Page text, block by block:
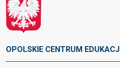
OPOLSKIE CENTRUM EDUKACJI